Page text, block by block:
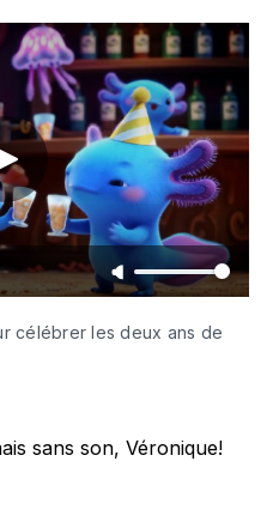
célébrer les deux ans de
sans son, Véronique!